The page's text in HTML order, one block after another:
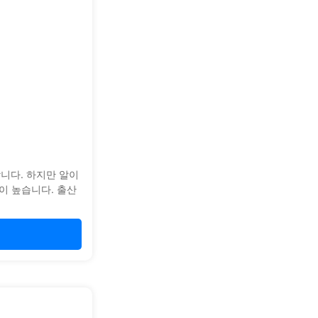
다. 하지만 알이
높습니다. 출산